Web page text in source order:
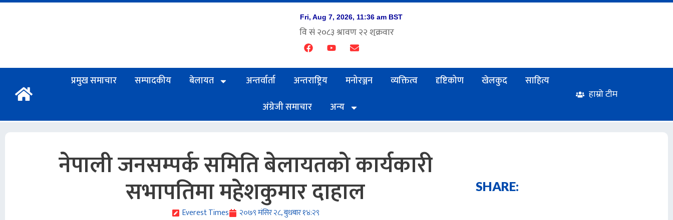
प्रमुख समाचार सम्पादकीय बेलायत अन्तर्वार्ता अन्तराष्ट्रिय मनोरञ्जन व्यक्तित्व दृष्टिकोण खेलकुद
साहित्य
अंग्रेजी समाचार
अन्य
हाम्रो टीम
नेपाली जनसम्पर्क समिति बेलायतको कार्यकारी
सभापतिमा महेशकुमार दाहाल
Everest Times २०७९ मंसिर २८, बुधबार १४:२९
SHARE: